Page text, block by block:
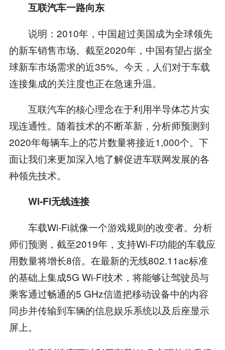
互联汽车一路向东
说明：2010年，中国超过美国成为全球领先
的新车销售市场。截至2020年，中国有望占据全
球新车市场需求的近35%。今天，人们对于车载
连接集成的关注度也正在急速升温。
互联汽车的核心理念在于利用半导体芯片实
现连通性。随着技术的不断革新，分析师预测到
2020年每辆车上的芯片数量将接近1,000个。下
面让我们来更加深入地了解促进车联网发展的各
种领先技术。
Wi-Fi无线连接
车载Wi-Fi就像一个游戏规则的改变者。分析
师们预测，截至2019年，支持Wi-Fi功能的车载应
用数量将增长8倍。在最新的无线802.11ac标准
的基础上集成5G Wi-Fi技术，将能够让驾驶员与
乘客通过畅通的5 GHz信道把移动设备中的内容
同步并传输到车辆的信息娱乐系统以及后座显示
屏上。